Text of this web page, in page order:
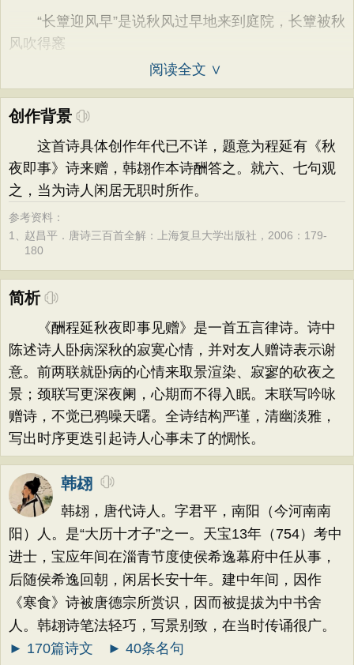
“长簟迎风早”是说秋风过早地来到庭院，长簟被秋
风吹得窸
阅读全文 ∨
创作背景
这首诗具体创作年代已不详，题意为程延有《秋
夜即事》诗来赠，韩翃作本诗酬答之。就六、七句观
之，当为诗人闲居无职时所作。
参考资料：
1、赵昌平．唐诗三百首全解：上海复旦大学出版社，2006：179-
180
简析
《酬程延秋夜即事见赠》是一首五言律诗。诗中
陈述诗人卧病深秋的寂寞心情，并对友人赠诗表示谢
意。前两联就卧病的心情来取景渲染、寂寥的砍夜之
景；颈联写更深夜阑，心期而不得入眠。末联写吟咏
赠诗，不觉已鸦噪天曙。全诗结构严谨，清幽淡雅，
写出时序更迭引起诗人心事未了的惆怅。
韩翃
韩翃，唐代诗人。字君平，南阳（今河南南
阳）人。是“大历十才子”之一。天宝13年（754）考中
进士，宝应年间在淄青节度使侯希逸幕府中任从事，
后随侯希逸回朝，闲居长安十年。建中年间，因作
《寒食》诗被唐德宗所赏识，因而被提拔为中书舍
人。韩翃诗笔法轻巧，写景别致，在当时传诵很广。
► 170篇诗文
► 40条名句